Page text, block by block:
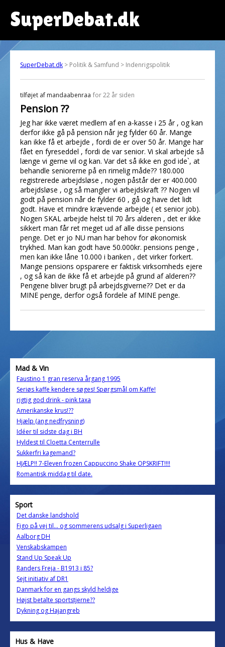
SuperDebat.dk
SuperDebat.dk > Politik & Samfund > Indenrigspolitik
tilføjet af mandaabenraa for 22 år siden
Pension ??
Jeg har ikke været medlem af en a-kasse i 25 år , og kan
derfor ikke gå på pension når jeg fylder 60 år. Mange
kan ikke få et arbejde , fordi de er over 50 år. Mange har
fået en fyreseddel , fordi de var senior. Vi skal arbejde så
længe vi gerne vil og kan. Var det så ikke en god ide`, at
behandle seniorerne på en rimelig måde?? 180.000
registrerede arbejdsløse , nogen påstår der er 400.000
arbejdsløse , og så mangler vi arbejdskraft ?? Nogen vil
godt på pension når de fylder 60 , gå og have det lidt
godt. Have et mindre krævende arbejde ( et senior job).
Nogen SKAL arbejde helst til 70 års alderen , det er ikke
sikkert man får ret meget ud af alle disse pensions
penge. Det er jo NU man har behov for økonomisk
trykhed. Man kan godt have 50.000kr. pensions penge ,
men kan ikke låne 10.000 i banken , det virker forkert.
Mange pensions opsparere er faktisk virksomheds ejere
, og så kan de ikke få et arbejde på grund af alderen??
Pengene bliver brugt på arbejdsgiverne?? Det er da
MINE penge, derfor også fordele af MINE penge.
Mad & Vin
Faustino 1 gran reserva årgang 1995
Seriøs kaffe kendere søges! Spørgsmål om Kaffe!
rigtig god drink - pink taxa
Amerikanske krus!??
Hjælp (ang nedfrysning)
Idéer til sidste dag i BH
Hyldest til Cloetta Centerrulle
Sukkerfri kagemand?
HJÆLP!! 7-Eleven frozen Cappuccino Shake OPSKRIFT!!!!
Romantisk middag til date.
Sport
Det danske landshold
Figo på vej til... og sommerens udsalg i Superligaen
Aalborg DH
Venskabskampen
Stand Up Speak Up
Randers Freja - B1913 i 85?
Sejt initiativ af DR1
Danmark for en gangs skyld heldige
Højst betalte sportstjerne??
Dykning og Hajangreb
Hus & Have